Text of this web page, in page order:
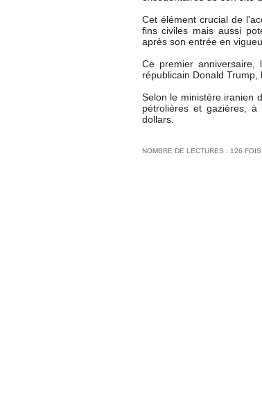
Cet élément crucial de
fins civiles mais aussi
après son entrée en
Ce premier anniversaire,
républicain Donald Trump,
Selon le ministère iranien
pétrolières et gazières,
dollars.
NOMBRE DE LECTURES : 126 FOIS